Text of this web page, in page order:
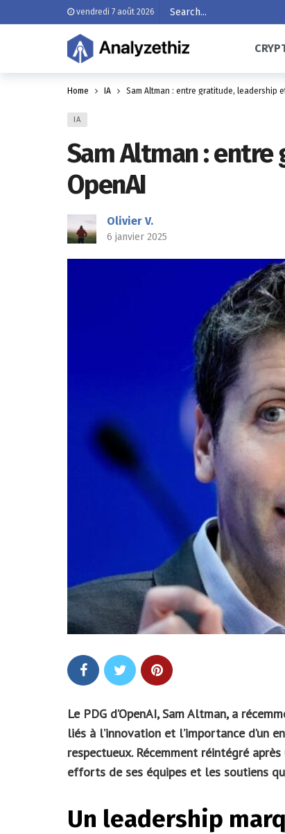
vendredi 7 août 2026
Home IA Sam Altman : entre gratitude, leadership
IA
Sam Altman :
OpenAI
Olivier V.
6 janvier 2025
Le PDG d’OpenAI, Sam Altman, a
liés à l’innovation et l’importance d’un
respectueux. Récemment réintégré
efforts de ses équipes et les soutiens
Un leadership